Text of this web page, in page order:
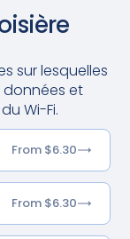
sur lesquelles
données et
Wi-Fi.
From $6.30
From $6.30